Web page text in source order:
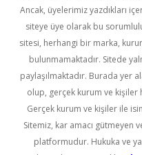
Ancak, üyelerimiz yazdıkları
siteye üye olarak bu
sitesi, herhangi bir marka,
bulunmamaktadır. Sitede
paylaşılmaktadır. Burada yer
olup, gerçek kurum ve kişiler
Gerçek kurum ve kişiler ile
Sitemiz, kar amacı gütmeyen
platformudur. Hukuka ve